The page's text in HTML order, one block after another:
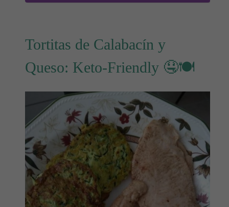
Tortitas de Calabacín y
Queso: Keto-Friendly 🤤🍽️